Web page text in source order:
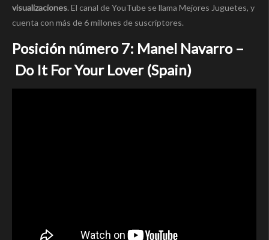
visualizaciones. El canal de YouTube se llama Mejores Juguetes, y
cuenta con más de 6 millones de suscriptores.
Posición número 7: Manel Navarro –
Do It For Your Lover (Spain)